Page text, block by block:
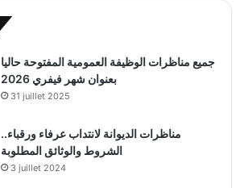
جميع مناظرات الوظيفة العمومية المفتوحة حاليا
بعنوان شهر فيفري 2026
31 juillet 2025
مناظرات الديوانة لانتداب عرفاء ورقباء..
الشروط والوثائق المطلوبة
3 juillet 2024